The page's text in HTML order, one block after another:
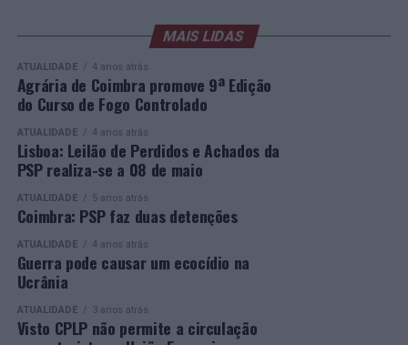
também o regresso do suíço Stan Wawrinka ao Estoril,
integrado na digressão de despedida do antigo vencedor
de três torneios do Grand Slam.
A edição de 2026 ficou igualmente marcada pela maior
representação portuguesa de sempre num torneio ATP
realizado em território nacional. Nuno Borges, Jaime
Faria, Henrique Rocha, Frederico Ferreira Silva, Tiago
Pereira e Tiago Torres integraram o quadro principal,
beneficiando, de igual modo, da reorganização dos wild
cards após as entradas diretas de alguns jogadores.
Entre os portugueses, Tiago Torres e Jaime Faria
protagonizaram as melhores campanhas da edição,
ambos alcançando os quartos de final. Torres assinou
MAIS LIDAS
ATUALIDADE 4 anos atrás
Agrária de Coimbra promove 9ª Edição
do Curso de Fogo Controlado
ATUALIDADE 4 anos atrás
Lisboa: Leilão de Perdidos e Achados da
PSP realiza-se a 08 de maio
ATUALIDADE 5 anos atrás
Coimbra: PSP faz duas detenções
ATUALIDADE 4 anos atrás
Guerra pode causar um ecocídio na
Ucrânia
ATUALIDADE 3 anos atrás
Visto CPLP não permite a circulação